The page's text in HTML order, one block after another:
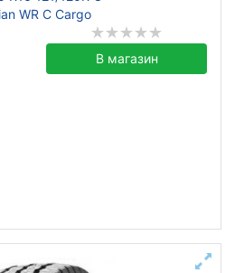
WR C Cargo
В магазин